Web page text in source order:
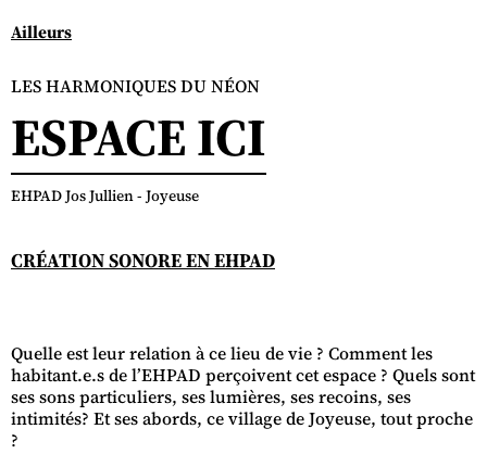
Ailleurs
LES HARMONIQUES DU NÉON
ESPACE ICI
EHPAD Jos Jullien - Joyeuse
CRÉATION SONORE EN EHPAD
Quelle est leur relation à ce lieu de vie ? Comment les
habitant.e.s de l’EHPAD perçoivent cet espace ? Quels sont
ses sons particuliers, ses lumières, ses recoins, ses
intimités? Et ses abords, ce village de Joyeuse, tout proche
?